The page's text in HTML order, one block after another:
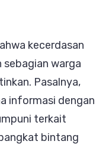
kecerdasan
warga
Pasalnya,
informasi dengan
terkait
bintang